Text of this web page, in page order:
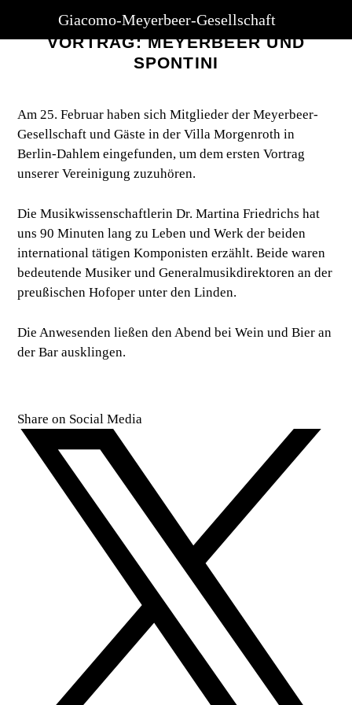
Giacomo-Meyerbeer-Gesellschaft
VORTRAG: MEYERBEER UND
SPONTINI
Am 25. Februar haben sich Mitglieder der Meyerbeer-
Gesellschaft und Gäste in der Villa Morgenroth in
Berlin-Dahlem eingefunden, um dem ersten Vortrag
unserer Vereinigung zuzuhören.
Die Musikwissenschaftlerin Dr. Martina Friedrichs hat
uns 90 Minuten lang zu Leben und Werk der beiden
international tätigen Komponisten erzählt. Beide waren
bedeutende Musiker und Generalmusikdirektoren an der
preußischen Hofoper unter den Linden.
Die Anwesenden ließen den Abend bei Wein und Bier an
der Bar ausklingen.
Share on Social Media